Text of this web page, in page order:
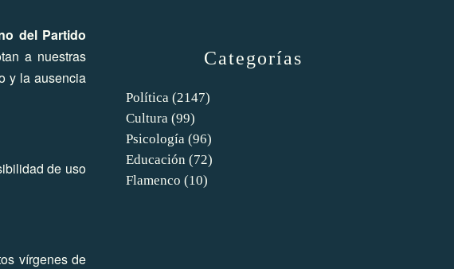
del Partido
a nuestras
y la ausencia
de uso
vírgenes de
Categorías
Política (2147)
Cultura (99)
Psicología (96)
Educación (72)
Flamenco (10)